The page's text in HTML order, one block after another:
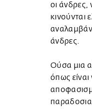
οι άνδρες,
κινούνται
άνδρες.
Ούσα μια
όπως